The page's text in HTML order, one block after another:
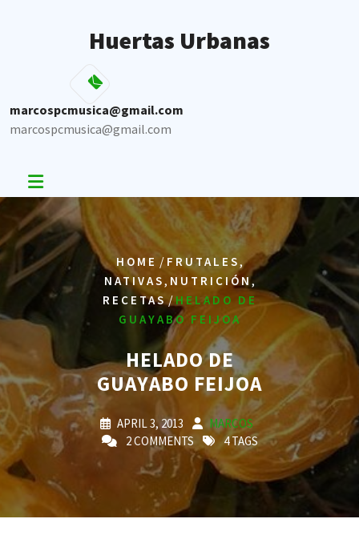
Huertas Urbanas
marcospcmusica@gmail.com
marcospcmusica@gmail.com
HOME / FRUTALES,
NATIVAS, NUTRICIÓN,
RECETAS/HELADO DE
GUAYABO FEIJOA
HELADO DE
GUAYABO FEIJOA
APRIL 3, 2013
MARCOS
2 COMMENTS
4 TAGS